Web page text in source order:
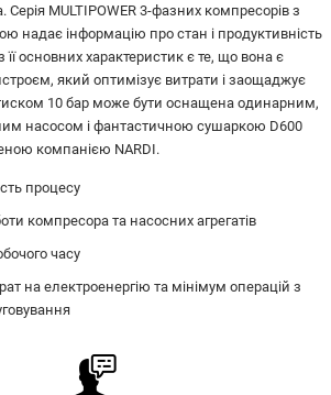
Серія MULTIPOWER 3-фазних компресорів з
надає інформацію про стан і продуктивність
основних характеристик є те, що вона є
який оптимізує витрати і заощаджує
10 бар може бути оснащена одинарним,
насосом і фантастичною сушаркою D600
компанією NARDI.
процесу
компресора та насосних агрегатів
часу
на електроенергію та мінімум операцій з